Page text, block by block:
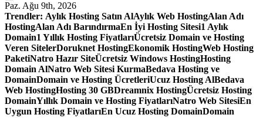
Paz. Ağu 9th, 2026
Trendler: Aylık Hosting Satın AlAylık Web HostingAlan Adı
HostingAlan Adı BarındırmaEn İyi Hosting Sitesi1 Aylık
Domain1 Yıllık Hosting FiyatlarıÜcretsiz Domain ve Hosting
Veren SitelerDoruknet HostingEkonomik HostingWeb Hosting
PaketiNatro Hazır SiteÜcretsiz Windows HostingHosting
Domain AlNatro Web Sitesi KurmaBedava Hosting ve
DomainDomain ve Hosting ÜcretleriUcuz Hosting AlBedava
Web HostingHosting 30 GBDreamnix HostingÜcretsiz Hosting
DomainYıllık Domain ve Hosting FiyatlarıNatro Web SitesiEn
Uygun Hosting FiyatlarıEn Ucuz Hosting DomainDomain